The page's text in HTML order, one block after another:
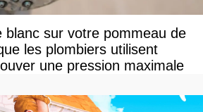
blanc sur votre pommeau de
les plombiers utilisent
une pression maximale